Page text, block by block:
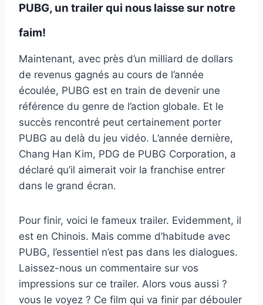
PUBG, un trailer qui nous laisse sur notre
faim!
Maintenant, avec près d’un milliard de dollars
de revenus gagnés au cours de l’année
écoulée, PUBG est en train de devenir une
référence du genre de l’action globale. Et le
succès rencontré peut certainement porter
PUBG au delà du jeu vidéo. L’année dernière,
Chang Han Kim, PDG de PUBG Corporation, a
déclaré qu’il aimerait voir la franchise entrer
dans le grand écran.
Pour finir, voici le fameux trailer. Evidemment, il
est en Chinois. Mais comme d’habitude avec
PUBG, l’essentiel n’est pas dans les dialogues.
Laissez-nous un commentaire sur vos
impressions sur ce trailer. Alors vous aussi ?
vous le voyez ? Ce film qui va finir par débouler